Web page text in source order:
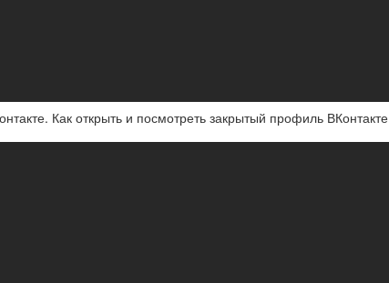
Как открыть и посмотреть закрытый профиль ВКонтакте